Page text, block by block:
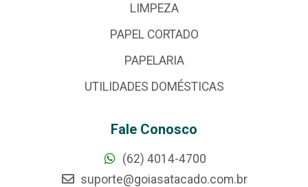
LIMPEZA
PAPEL CORTADO
PAPELARIA
UTILIDADES DOMÉSTICAS
Fale Conosco
(62) 4014-4700
suporte@goiasatacado.com.br